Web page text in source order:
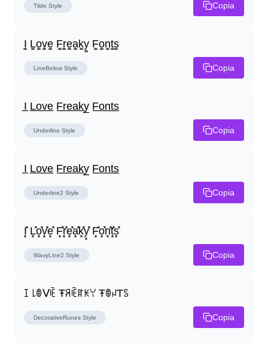
Tilde Style Copia
I̳ L̳o̳v̳e̳ F̳r̳e̳a̳k̳y̳ F̳o̳n̳t̳s̳
LineBelow Style Copia
I̲ L̲o̲v̲e̲ F̲r̲e̲a̲k̲y̲ F̲o̲n̲t̲s̲
Underline Style Copia
I̲ L̲o̲v̲e̲ F̲r̲e̲a̲k̲y̲ F̲o̲n̲t̲s̲
Underline2 Style Copia
I͓̽ L͓̽o͓̽v͓̽e͓̽ F͓̽r͓̽e͓̽a͓̽k͓̽y͓̽ F͓̽o͓̽n͓̽t͓̽s͓̽
WavyLine2 Style Copia
ꀤ ꒒ꂦᐯꍟ Ŧꋪꍟꍏꀘꌩ ŦꂦꈤƬꌗ
DecorativeRunes Style Copia